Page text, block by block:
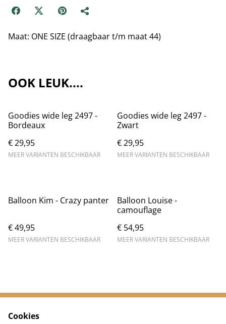
Maat: ONE SIZE (draagbaar t/m maat 44)
OOK LEUK....
Goodies wide leg 2497 -
Bordeaux
€ 29,95
MEER VARIANTEN BESCHIKBAAR
Goodies wide leg 2497 -
Zwart
€ 29,95
MEER VARIANTEN BESCHIKBAAR
Balloon Kim - Crazy panter
€ 49,95
MEER VARIANTEN BESCHIKBAAR
Balloon Louise -
camouflage
€ 54,95
MEER VARIANTEN BESCHIKBAAR
Neem contact met
Cookies